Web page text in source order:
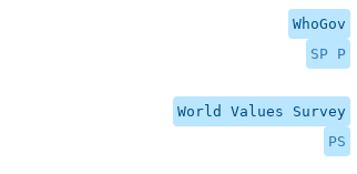
WhoGov
SP P
World Values Survey
PS